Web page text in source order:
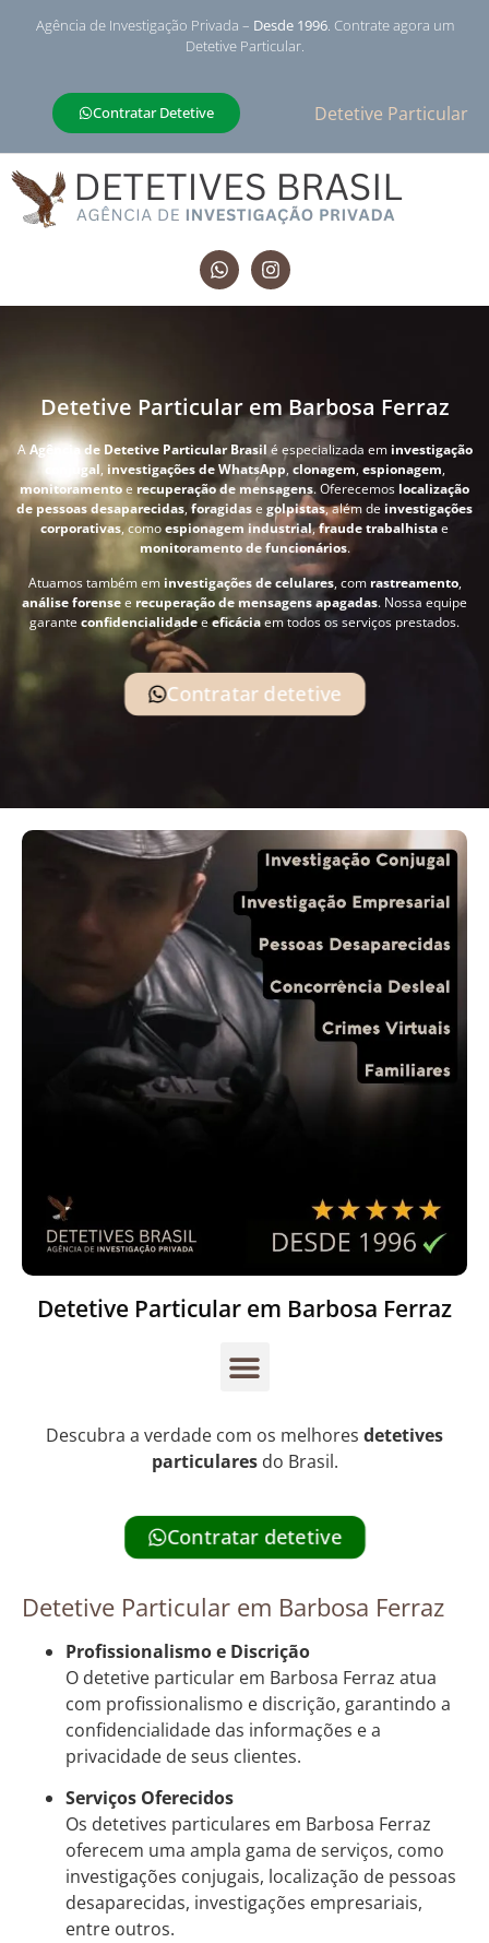
Agência de Investigação Privada – Desde 1996. Contrate agora um
Detetive Particular.
Contratar Detetive Detetive Particular
Detetive Particular em Barbosa Ferraz
AAgência de Detetive Particular Brasil é especializada em investigação
conjugal, investigações de WhatsApp, clonagem,espionagem,
monitoramentoe recuperação de mensagens. Oferecemos localização
de pessoas desaparecidas, foragidase golpistas, além de investigações
corporativas, comoespionagem industrial,fraude trabalhistae
monitoramento de funcionários.
Atuamos também em investigações de celulares, com rastreamento,
análise forensee recuperação de mensagens apagadas. Nossa equipe
garante confidencialidadeeeficáciaem todos os serviços prestados.
Contratar detetive
Detetive Particular em Barbosa Ferraz
Descubra a verdade com os melhores detetives
particularesdo Brasil.
Contratar detetive
Detetive Particular em Barbosa Ferraz
Profissionalismo e Discrição
O detetive particular em Barbosa Ferraz atua
com profissionalismo e discrição, garantindo a
confidencialidade das informações e a
privacidade de seus clientes.
Serviços Oferecidos
Os detetives particulares em Barbosa Ferraz
oferecem uma ampla gama de serviços, como
investigações conjugais, localização de pessoas
desaparecidas, investigações empresariais,
entre outros.